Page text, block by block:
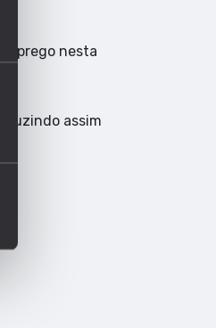
nesta
assim